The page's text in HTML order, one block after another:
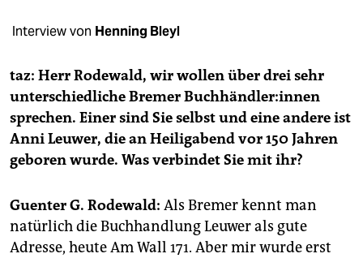
unterstützen
genossenschaft
epaper login
Interview von Henning Bleyl
taz: Herr Rodewald, wir wollen über drei sehr
unterschiedliche Bremer Buch­händ­le­r:in­nen
sprechen. Einer sind Sie selbst und eine andere ist
Anni Leuwer, die an Heiligabend vor 150 Jahren
geboren wurde. Was verbindet Sie mit ihr?
Guenter G. Rodewald: Als Bremer kennt man
natürlich die Buchhandlung Leuwer als gute
Adresse, heute Am Wall 171. Aber mir wurde erst